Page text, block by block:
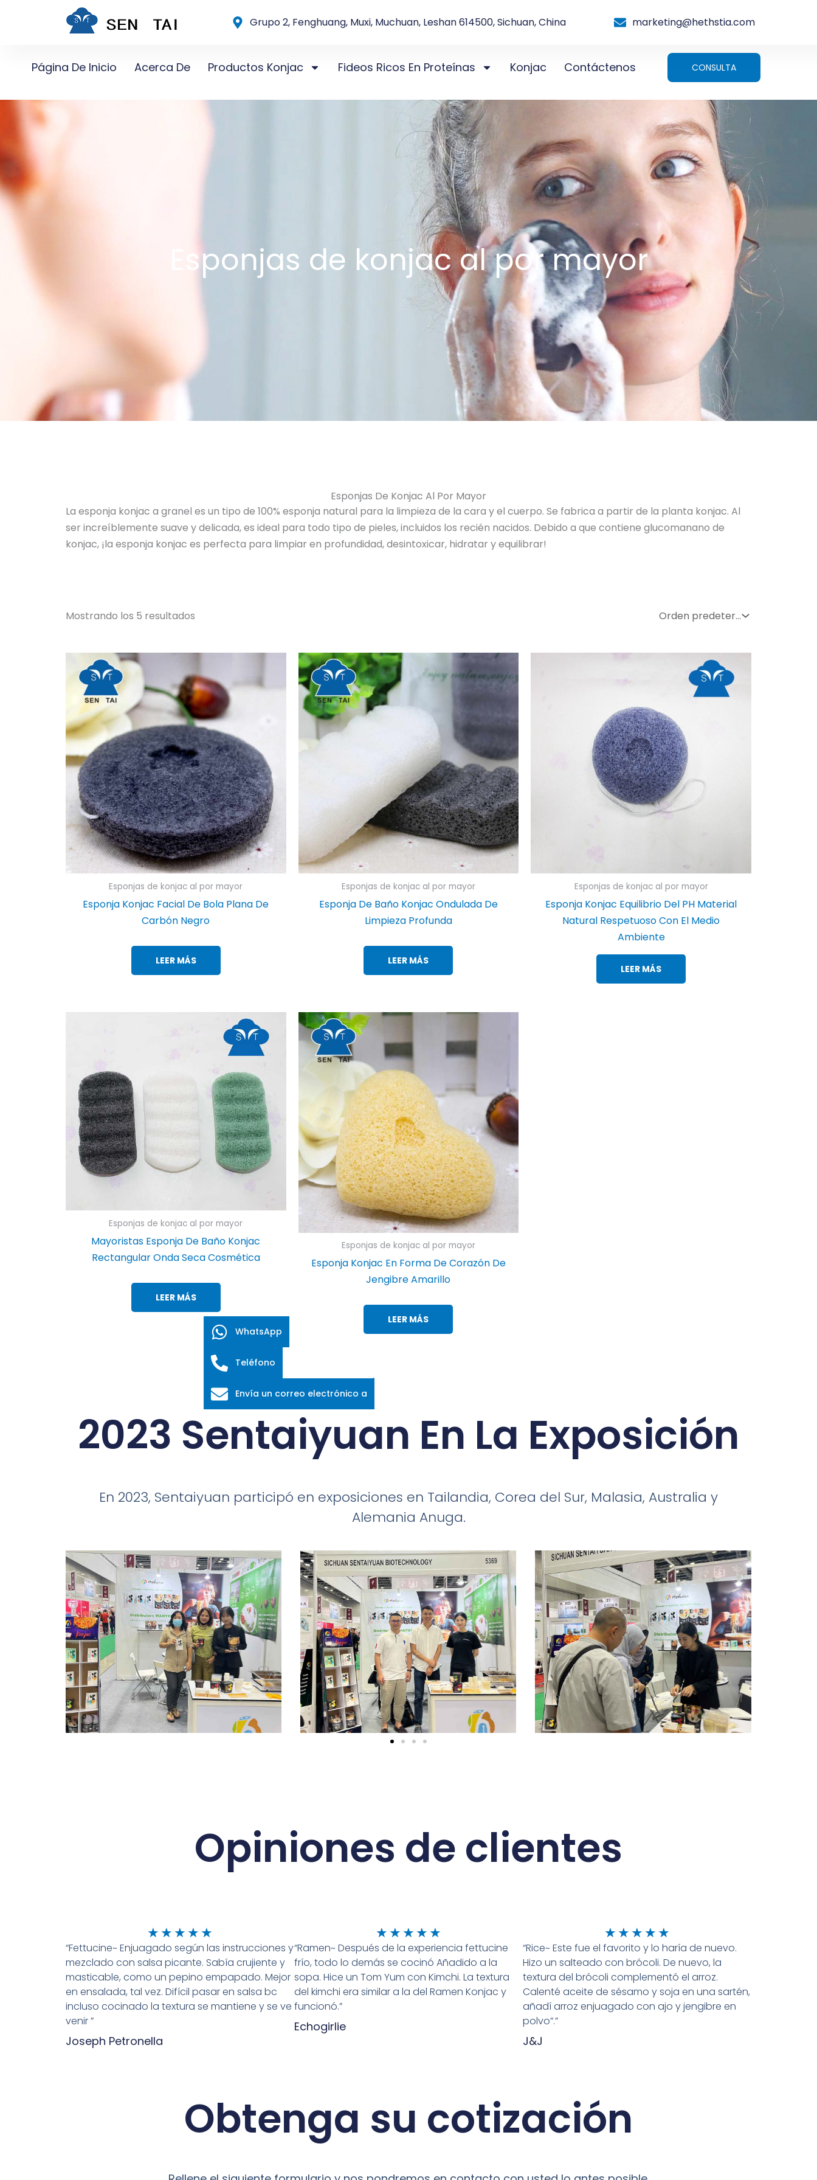
Grupo 2, Fenghuang, Muxi, Muchuan, Leshan 614500, Sichuan, China marketing@hethstia.com
Página De Inicio Acerca De Productos Konjac Fideos Ricos En Proteínas Konjac Contáctenos CONSULTA
Esponjas de konjac al por mayor
Esponjas De Konjac Al Por Mayor
La esponja konjac a granel es un tipo de 100% esponja natural para la limpieza de la cara y el cuerpo. Se fabrica a partir de la planta konjac. Al
ser increíblemente suave y delicada, es ideal para todo tipo de pieles, incluidos los recién nacidos. Debido a que contiene glucomanano de
konjac, ¡la esponja konjac es perfecta para limpiar en profundidad, desintoxicar, hidratar y equilibrar!
Mostrando los 5 resultados
Esponjas de konjac al por mayor
Esponja Konjac Facial De Bola Plana De
Carbón Negro
LEER MÁS
Esponjas de konjac al por mayor
Esponja De Baño Konjac Ondulada De
Limpieza Profunda
LEER MÁS
Esponjas de konjac al por mayor
Esponja Konjac Equilibrio Del PH Material
Natural Respetuoso Con El Medio
Ambiente
LEER MÁS
Esponjas de konjac al por mayor
Mayoristas Esponja De Baño Konjac
Rectangular Onda Seca Cosmética
LEER MÁS
Esponjas de konjac al por mayor
Esponja Konjac En Forma De Corazón De
Jengibre Amarillo
LEER MÁS
2023 Sentaiyuan En La Exposición
En 2023, Sentaiyuan participó en exposiciones en Tailandia, Corea del Sur, Malasia, Australia y
Alemania Anuga.
Opiniones de clientes
★ ★ ★ ★ ★
mit
5
von
5
“Fettucine~ Enjuagado según las instrucciones y
mezclado con salsa picante. Sabía crujiente y
masticable, como un pepino empapado. Mejor
en ensalada, tal vez. Difícil pasar en salsa bc
incluso cocinado la textura se mantiene y se ve
venir ”
Joseph Petronella
★ ★ ★ ★ ★
mit
5
von
5
“Ramen~ Después de la experiencia fettucine
frío, todo lo demás se cocinó Añadido a la
sopa. Hice un Tom Yum con Kimchi. La textura
del kimchi era similar a la del Ramen Konjac y
funcionó.”
Echogirlie
★ ★ ★ ★ ★
mit
5
von
5
“Rice~ Este fue el favorito y lo haría de nuevo.
Hizo un salteado con brócoli. De nuevo, la
textura del brócoli complementó el arroz.
Calenté aceite de sésamo y soja en una sartén,
añadí arroz enjuagado con ajo y jengibre en
polvo”.”
J&J
Obtenga su cotización
WhatsApp
Teléfono
Envía un correo electrónico a